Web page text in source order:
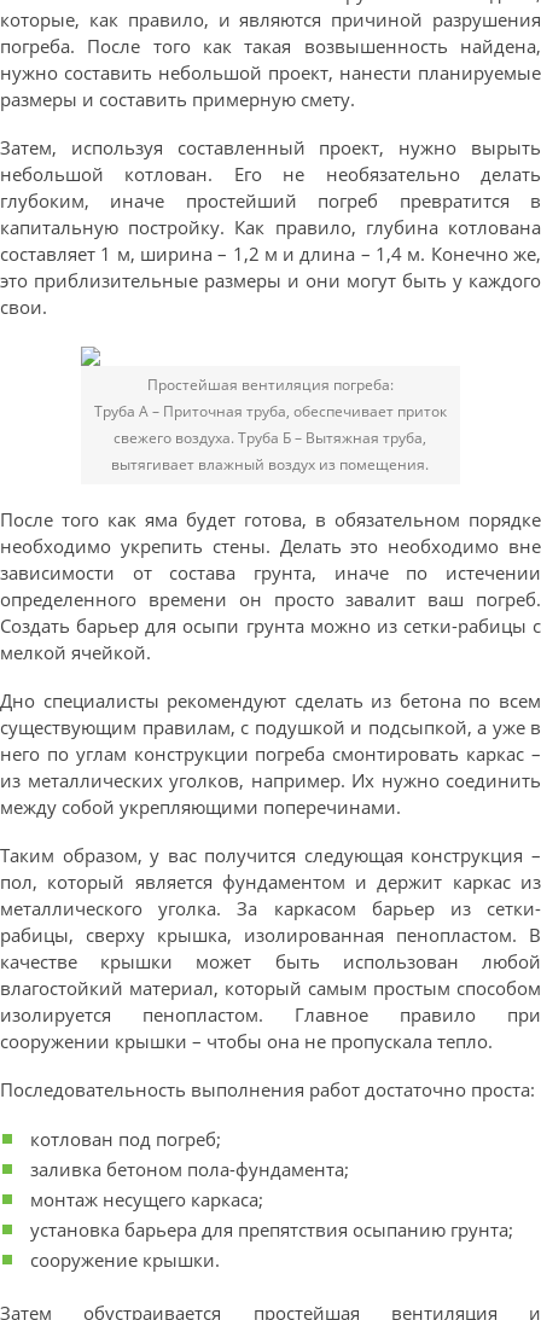
которые, как правило, и являются причиной разрушения
погреба. После того как такая возвышенность найдена,
нужно составить небольшой проект, нанести планируемые
размеры и составить примерную смету.
Затем, используя составленный проект, нужно вырыть
небольшой котлован. Его не необязательно делать
глубоким, иначе простейший погреб превратится в
капитальную постройку. Как правило, глубина котлована
составляет 1 м, ширина – 1,2 м и длина – 1,4 м. Конечно же,
это приблизительные размеры и они могут быть у каждого
свои.
Простейшая вентиляция погреба:
Труба А – Приточная труба, обеспечивает приток
свежего воздуха. Труба Б – Вытяжная труба,
вытягивает влажный воздух из помещения.
После того как яма будет готова, в обязательном порядке
необходимо укрепить стены. Делать это необходимо вне
зависимости от состава грунта, иначе по истечении
определенного времени он просто завалит ваш погреб.
Создать барьер для осыпи грунта можно из сетки-рабицы с
мелкой ячейкой.
Дно специалисты рекомендуют сделать из бетона по всем
существующим правилам, с подушкой и подсыпкой, а уже в
него по углам конструкции погреба смонтировать каркас –
из металлических уголков, например. Их нужно соединить
между собой укрепляющими поперечинами.
Таким образом, у вас получится следующая конструкция –
пол, который является фундаментом и держит каркас из
металлического уголка. За каркасом барьер из сетки-
рабицы, сверху крышка, изолированная пенопластом. В
качестве крышки может быть использован любой
влагостойкий материал, который самым простым способом
изолируется пенопластом. Главное правило при
сооружении крышки – чтобы она не пропускала тепло.
Последовательность выполнения работ достаточно проста:
котлован под погреб;
заливка бетоном пола-фундамента;
монтаж несущего каркаса;
установка барьера для препятствия осыпанию грунта;
сооружение крышки.
Затем обустраивается простейшая вентиляция и